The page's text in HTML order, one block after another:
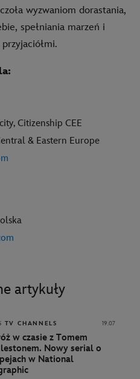
wyzwaniom dorastania,
spełniania marzeń i
Citizenship CEE
& Eastern Europe
artykuły
TV CHANNELS 19.07
w czasie z Tomem
Nowy serial o
w National